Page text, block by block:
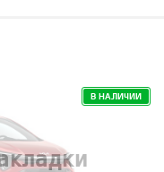
В НАЛИЧИИ